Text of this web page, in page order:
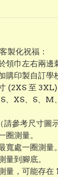
製化祝福：
領巾左右兩邊
購印製自訂學
(2XS 至 3XL)
、XS、S、M
參考尺寸圖
圈測量。
寬處一圈測量。
量到腳底。
量，可能存在